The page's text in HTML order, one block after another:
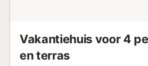
Vakantiehuis voor 4
en terras